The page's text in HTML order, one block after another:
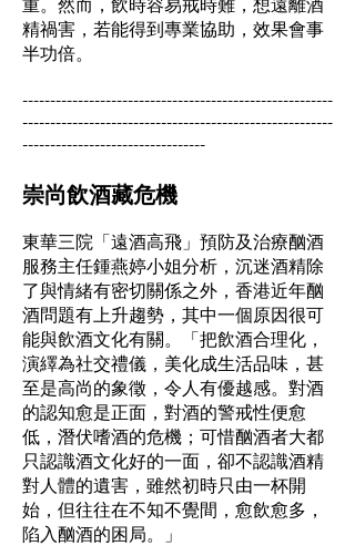
精禍害，若能得到專業協助，效果會事
半功倍。
--------------------------------------------------------
--------------------------------------------------------
---------------------------------
崇尚飲酒藏危機
東華三院「遠酒高飛」預防及治療酗酒
服務主任鍾燕婷小姐分析，沉迷酒精除
了與情緒有密切關係之外，香港近年酗
酒問題有上升趨勢，其中一個原因很可
能與飲酒文化有關。「把飲酒合理化，
演繹為社交禮儀，美化成生活品味，甚
至是高尚的象徵，令人有優越感。對酒
的認知愈是正面，對酒的警戒性便愈
低，潛伏嗜酒的危機；可惜酗酒者大都
只認識酒文化好的一面，卻不認識酒精
對人體的遺害，雖然初時只由一杯開
始，但往往在不知不覺間，愈飲愈多，
陷入酗酒的困局。」